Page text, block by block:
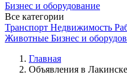
Бизнес и оборудование
Все категории
Транспорт Недвижимость
Животные Бизнес и
Главная
Объявления в Лакинске